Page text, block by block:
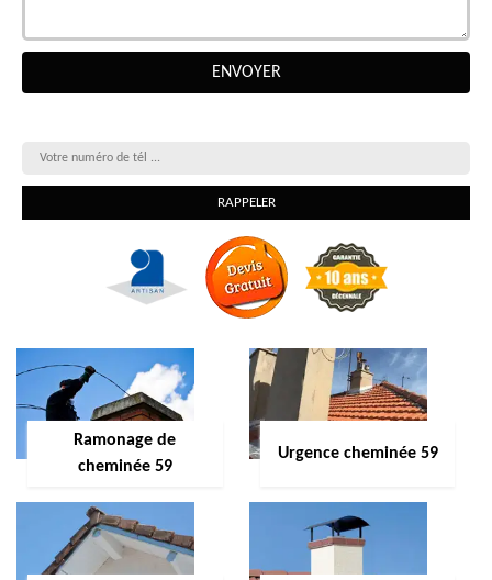
Ramonage de
cheminée 59
Urgence cheminée 59